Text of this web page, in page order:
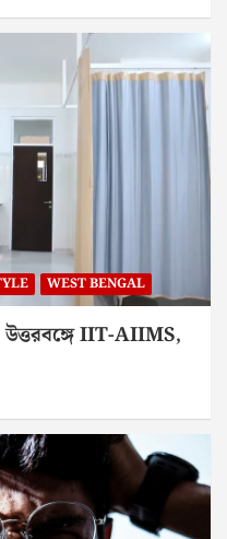
WEST BENGAL
উত্তরবঙ্গে IIT-AIIMS,